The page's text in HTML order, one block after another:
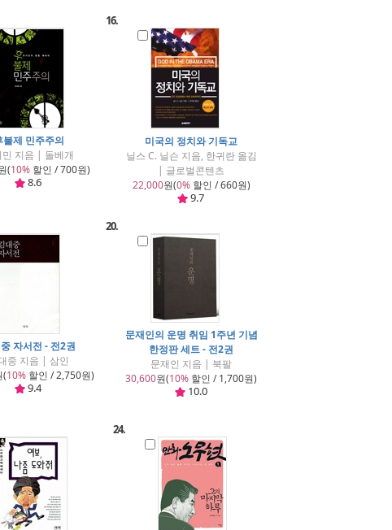
불제 민주주의
민 지음 | 돌베개
(10% 할인 / 700원)
8.6
16.
미국의 정치와 기독교
닐스 C. 닐슨 지음, 한귀란 옮김
| 글로벌콘텐츠
22,000원(0%할인 / 660원)
9.7
자서전 - 전2권
중 지음 | 삼인
(10% 할인 / 2,750원)
9.4
20.
문재인의 운명 취임 1주년 기념
한정판 세트 - 전2권
문재인 지음 | 북팔
30,600원(10% 할인 / 1,700원)
10.0
24.